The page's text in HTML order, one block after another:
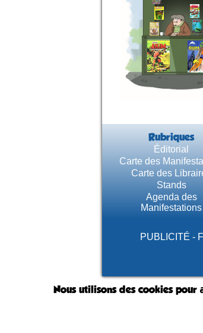
Rubriques
Éditorial
Carte des
Carte des
Stands
Agenda des
Manifestations
PUBLICITÉ -
Nous utilisons des cookies